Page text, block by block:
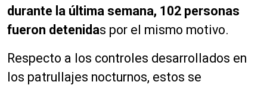
durante la última semana, 102 personas
fueron detenidas por el mismo motivo.
Respecto a los controles desarrollados en
los patrullajes nocturnos, estos se